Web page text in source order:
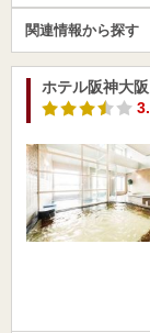
関連情報から探す
ホテル阪神大阪